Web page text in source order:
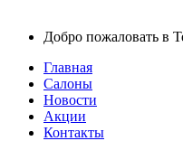
Добро пожаловать в
Главная
Салоны
Новости
Aкции
Контакты